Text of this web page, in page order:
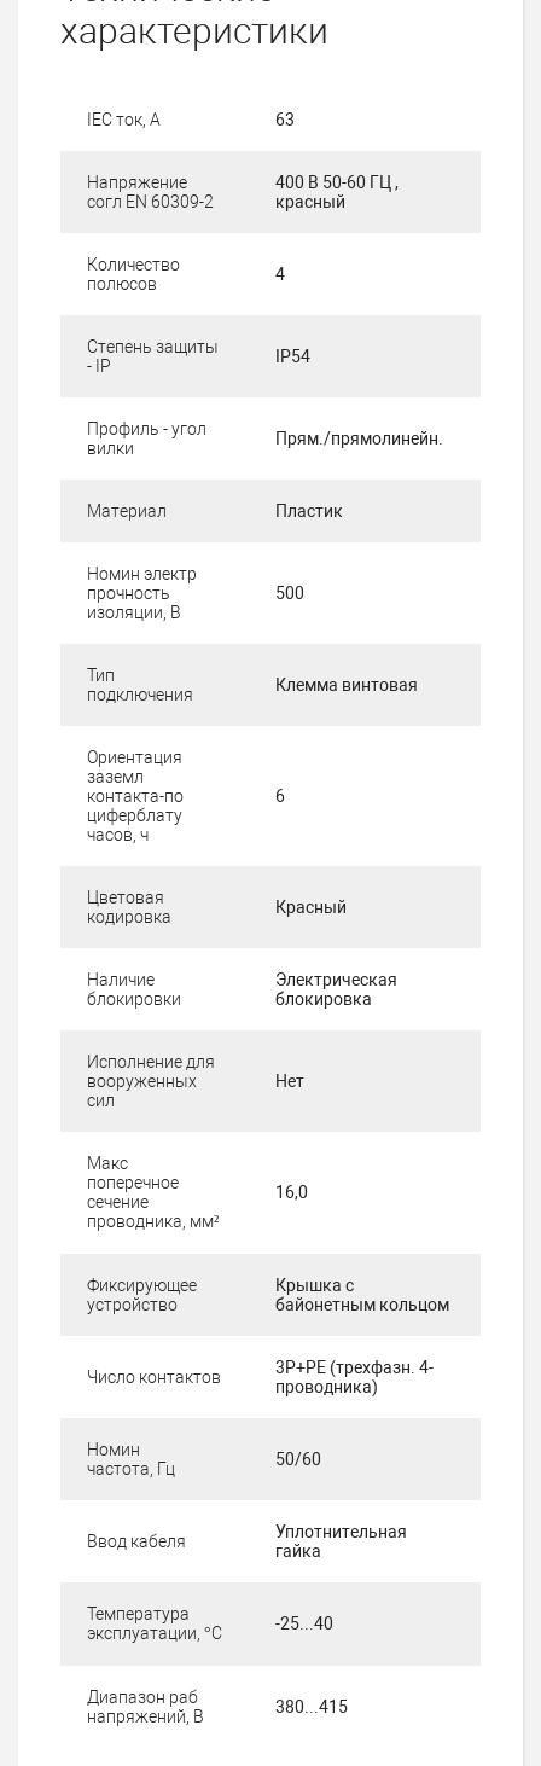
характеристики
IEC ток, А 63
Напряжение
согл EN 60309-2
400 В 50-60 ГЦ ,
красный
Количество
полюсов
4
Степень защиты
- IP
IP54
Профиль - угол
вилки
Прям./прямолинейн.
Материал Пластик
Номин электр
прочность
изоляции, В
500
Тип
подключения
Клемма винтовая
Ориентация
заземл
контакта-по
циферблату
часов, ч
6
Цветовая
кодировка
Красный
Наличие
блокировки
Электрическая
блокировка
Исполнение для
вооруженных
сил
Нет
Макс
поперечное
сечение
проводника, мм²
16,0
Фиксирующее
устройство
Крышка с
байонетным кольцом
Число контактов
3P+PE (трехфазн. 4-
проводника)
Номин
частота, Гц
50/60
Ввод кабеля
Уплотнительная
гайка
Температура
эксплуатации, °C
-25...40
Диапазон раб
напряжений, В
380...415